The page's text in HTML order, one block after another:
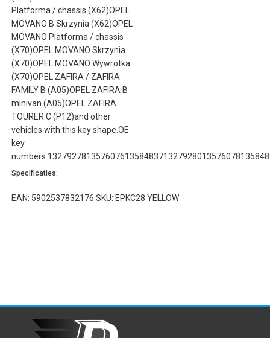
Platforma / chassis (X62)OPEL
MOVANO B Skrzynia (X62)OPEL
MOVANO Platforma / chassis
(X70)OPEL MOVANO Skrzynia
(X70)OPEL MOVANO Wywrotka
(X70)OPEL ZAFIRA / ZAFIRA
FAMILY B (A05)OPEL ZAFIRA B
minivan (A05)OPEL ZAFIRA
TOURER C (P12)and other
vehicles with this key shape.OE
key
Specificaties:
EAN: 5902537832176 SKU: EPKC28 YELLOW